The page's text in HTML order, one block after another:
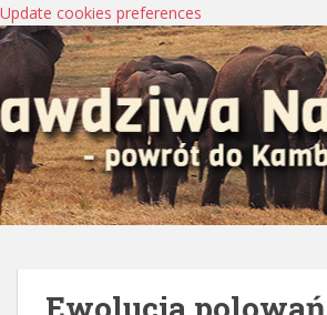
Update cookies preferences